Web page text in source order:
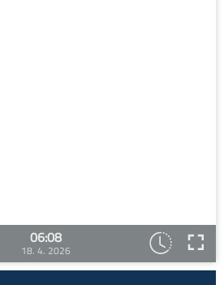
06:08
18. 4. 2026